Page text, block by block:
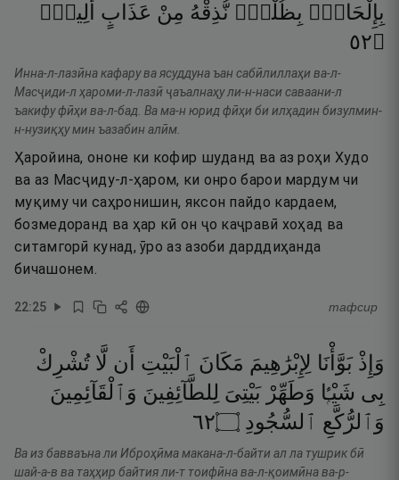
بِإِلْحَادٍۭ بِظُلْمٍۢ نُّذِقْهُ مِنْ عَذَابٍ
أَلِيمٍۢ
۝٢٥
Инна-л-лазӣна кафару ва ясуддуна ъан сабӣлиллаҳи ва-л-
Масҷиди-л ҳароми-л-лазӣ ҷаъалнаҳу ли-н-наси саваани-л
ъакифу фӣҳи ва-л-бад. Ва ма-н юрид фӣҳи би илҳадин бизулмин-
н-нузиқҳу мин ъазабин алӣм.
Ҳаройина, ононе ки кофир шуданд ва аз роҳи Худо
ва аз Масҷиду-л-ҳаром, ки онро барои мардум чи
муқиму чи саҳронишин, яксон пайдо кардаем,
бозмедоранд ва ҳар кӣ он ҷо каҷравӣ хоҳад ва
ситамгорӣ кунад, ӯро аз азоби дарддиҳанда
бичашонем.
22:25 тафсир
وَإِذْ بَوَّأْنَا لِإِبْرَٰهِيمَ مَكَانَ ٱلْبَيْتِ أَن لَّا تُشْرِكْ
بِى شَيْـًۭٔا وَطَهِّرْ بَيْتِىَ لِلطَّآئِفِينَ وَٱلْقَآئِمِينَ
وَٱلرُّكَّعِ ٱلسُّجُودِ ۝٢٦
Ва из бавваъна ли Иброҳӣма макана-л-байти ал ла тушрик бӣ
шай-а-в ва таҳҳир байтия ли-т тоифӣна ва-л-қоимӣна ва-р-